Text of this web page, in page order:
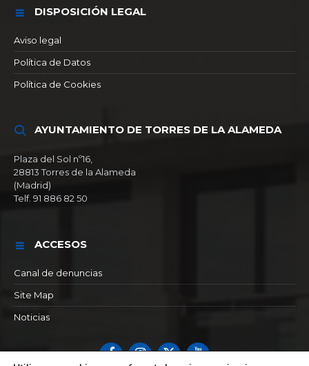
DISPOSICIÓN LEGAL
Aviso legal
Política de Datos
Política de Cookies
AYUNTAMIENTO DE TORRES DE LA ALAMEDA
Plaza del Sol nº16,
28813 Torres de la Alameda
(Madrid)
Telf. 91 886 82 50
ACCESOS
Canal de denuncias
Site Map
Noticias
FacebookInstagram
X YouTube